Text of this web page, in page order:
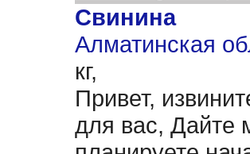
Свинина
Алматинская
кг,
Привет,
для вас, Дайте